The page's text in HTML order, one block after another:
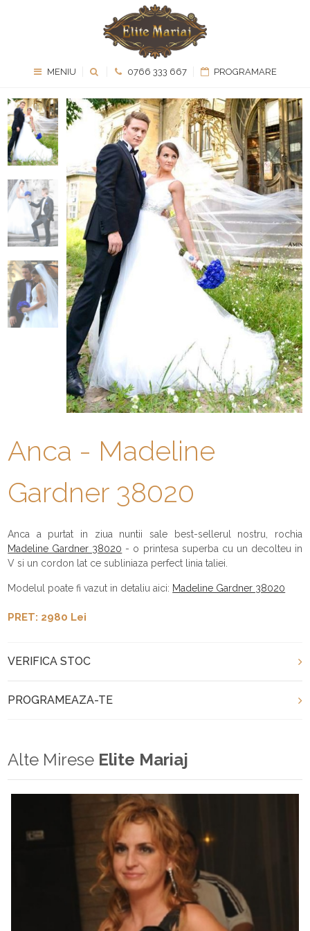
MENIU 0766 333 667 PROGRAMARE
Anca - Madeline
Gardner 38020
Anca a purtat in ziua nuntii sale best-sellerul nostru, rochia
Madeline Gardner 38020 - o printesa superba cu un decolteu in
V si un cordon lat ce subliniaza perfect linia taliei.
Modelul poate fi vazut in detaliu aici: Madeline Gardner 38020
PRET: 2980 Lei
VERIFICA STOC
PROGRAMEAZA-TE
Alte Mirese Elite Mariaj